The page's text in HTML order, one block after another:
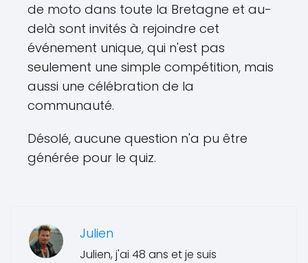
de moto dans toute la Bretagne et au-
delà sont invités à rejoindre cet
événement unique, qui n'est pas
seulement une simple compétition, mais
aussi une célébration de la
communauté.
Désolé, aucune question n'a pu être
générée pour le quiz.
Julien
Julien, j'ai 48 ans et je suis